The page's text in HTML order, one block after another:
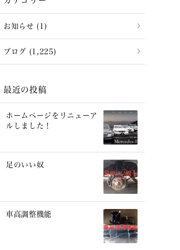
お知らせ (1)
ブログ (1,225)
最近の投稿
ホームページをリニューア
ルしました！
足のいい奴
車高調整機能